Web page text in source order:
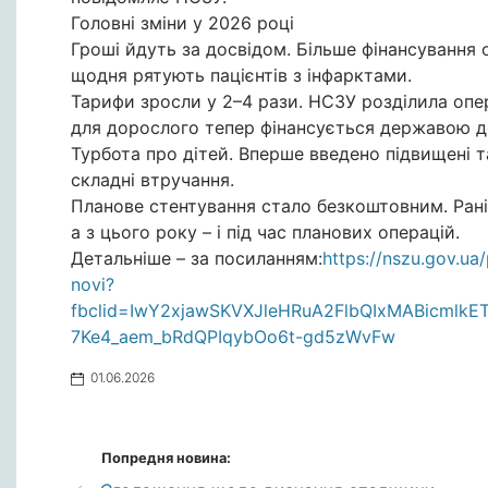
Головні зміни у 2026 році
Гроші йдуть за досвідом. Більше
щодня рятують пацієнтів з інфарктами.
Тарифи зросли у 2–4 рази. НСЗУ розділила
для дорослого тепер фінансується державою
Турбота про дітей. Вперше введено підвищені
складні втручання.
Планове стентування стало безкоштовним.
а з цього року – і під час планових операцій.
Детальніше – за посиланням:https://
novi?
7Ke4_aem_bRdQPIqybOo6t-gd5zWvFw
01.06.2026
Попредня новина: